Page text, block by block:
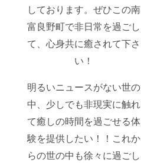
しております。ぜひこの南
富良野町で非日常を過ごし
て、心身共に癒されて下さ
い！
明るいニュースがない世の
中、少しでも非現実に触れ
て癒しの時間を過ごせる体
験を提供したい！！これか
らの世の中も徐々に過ごし